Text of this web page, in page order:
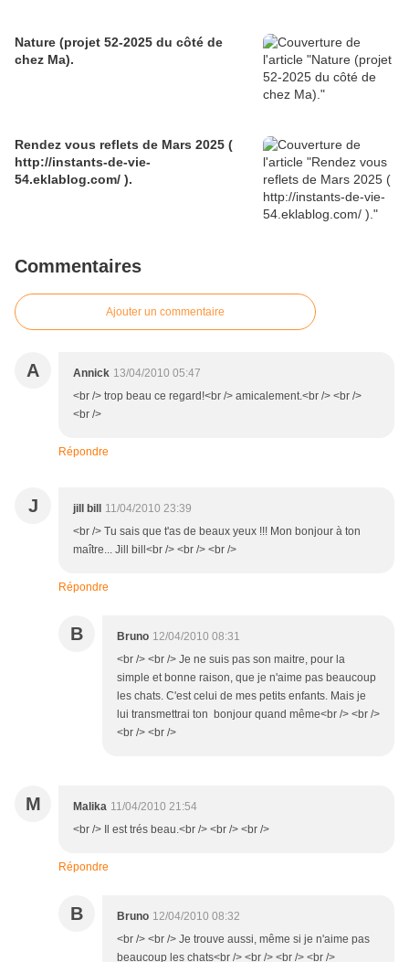
Nature (projet 52-2025 du côté de
chez Ma).
Rendez vous reflets de Mars 2025 (
http://instants-de-vie-
54.eklablog.com/ ).
Commentaires
Ajouter un commentaire
A Annick 13/04/2010 05:47
<br /> trop beau ce regard!<br /> amicalement.<br /> <br />
<br />
Répondre
J jill bill
11/04/2010 23:39
<br /> Tu sais que t'as de beaux yeux !!! Mon bonjour à ton
maître... Jill bill<br /> <br /> <br />
Répondre
B Bruno 12/04/2010 08:31
<br /> <br /> Je ne suis pas son maitre, pour la
simple et bonne raison, que je n'aime pas beaucoup
les chats. C'est celui de mes petits enfants. Mais je
lui transmettrai ton bonjour quand même<br /> <br />
<br /> <br />
M Malika 11/04/2010 21:54
<br /> Il est trés beau.<br /> <br /> <br />
Répondre
B Bruno 12/04/2010 08:32
<br /> <br /> Je trouve aussi, même si je n'aime pas
beaucoup les chats<br /> <br /> <br /> <br />